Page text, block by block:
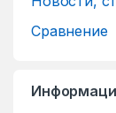
Сравнение